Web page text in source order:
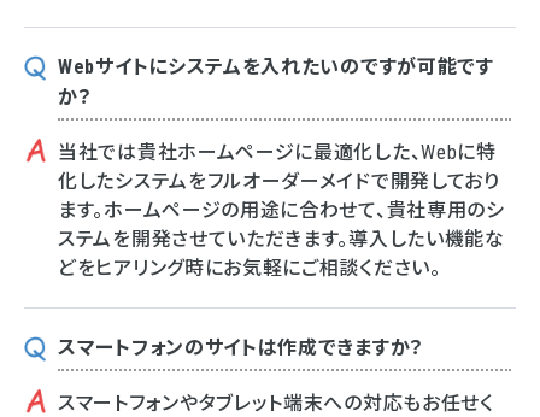
Webサイトにシステムを入れたいのですが可能です
か？
当社では貴社ホームページに最適化した、Webに特
化したシステムをフルオーダーメイドで開発しており
ます。ホームページの用途に合わせて、貴社専用のシ
ステムを開発させていただきます。導入したい機能な
どをヒアリング時にお気軽にご相談ください。
スマートフォンのサイトは作成できますか？
スマートフォンやタブレット端末への対応もお任せく